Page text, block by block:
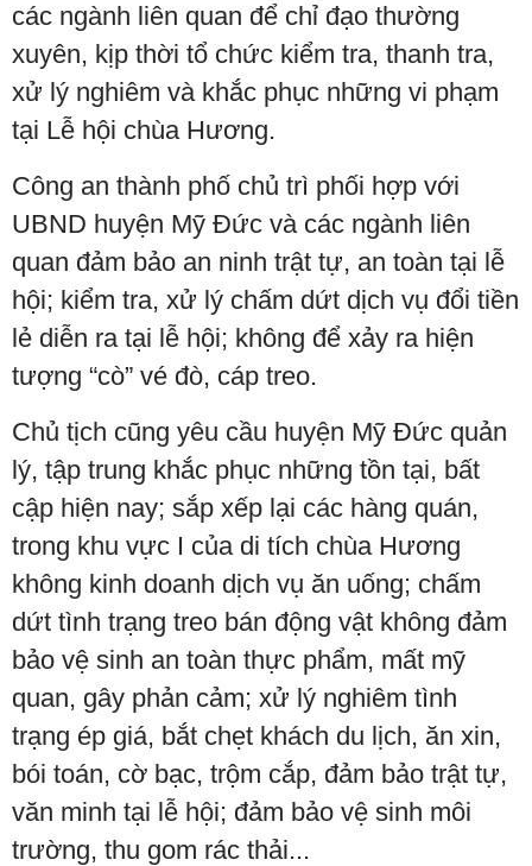
các ngành liên quan để chỉ đạo thường
xuyên, kịp thời tổ chức kiểm tra, thanh tra,
xử lý nghiêm và khắc phục những vi phạm
tại Lễ hội chùa Hương.
Công an thành phố chủ trì phối hợp với
UBND huyện Mỹ Đức và các ngành liên
quan đảm bảo an ninh trật tự, an toàn tại lễ
hội; kiểm tra, xử lý chấm dứt dịch vụ đổi tiền
lẻ diễn ra tại lễ hội; không để xảy ra hiện
tượng “cò” vé đò, cáp treo.
Chủ tịch cũng yêu cầu huyện Mỹ Đức quản
lý, tập trung khắc phục những tồn tại, bất
cập hiện nay; sắp xếp lại các hàng quán,
trong khu vực I của di tích chùa Hương
không kinh doanh dịch vụ ăn uống; chấm
dứt tình trạng treo bán động vật không đảm
bảo vệ sinh an toàn thực phẩm, mất mỹ
quan, gây phản cảm; xử lý nghiêm tình
trạng ép giá, bắt chẹt khách du lịch, ăn xin,
bói toán, cờ bạc, trộm cắp, đảm bảo trật tự,
văn minh tại lễ hội; đảm bảo vệ sinh môi
trường, thu gom rác thải...